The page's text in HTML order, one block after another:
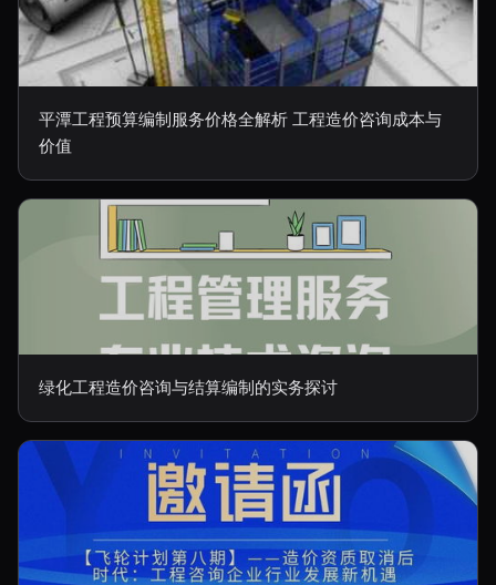
平潭工程预算编制服务价格全解析 工程造价咨询成本与
价值
绿化工程造价咨询与结算编制的实务探讨